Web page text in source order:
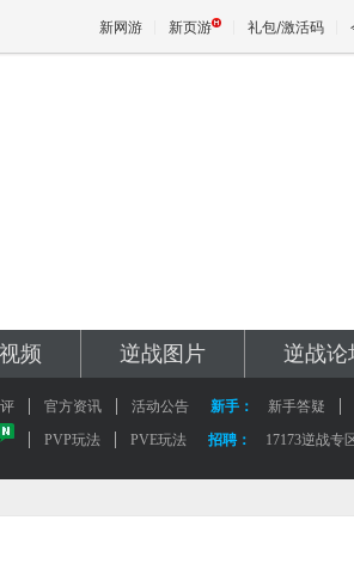
新网游 新页游 礼包/激活码
频 逆战图片 逆战论
官方资讯 活动公告 新手： 新手答疑
PVP玩法 PVE玩法 招聘： 17173逆战专